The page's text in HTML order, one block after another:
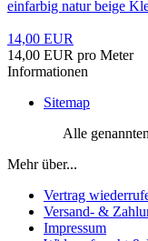
einfarbig natur beige
14,00 EUR
14,00 EUR pro Meter
Informationen
Sitemap
Alle
Mehr über...
Vertrag
Versand- &
Impressum